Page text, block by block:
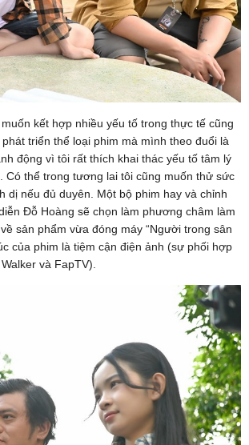
kết hợp nhiều yếu tố trong thực tế cũng
triển thể loại phim mà mình theo đuổi là
động vì tôi rất thích khai thác yếu tố tâm lý
Có thể trong tương lai tôi cũng muốn thử sức
dị nếu đủ duyên. Một bộ phim hay và chỉnh
Đỗ Hoàng sẽ chọn làm phương châm làm
sản phẩm vừa đóng máy “Người trong sân
của phim là tiệm cận điện ảnh (sự phối hợp
và FapTV).